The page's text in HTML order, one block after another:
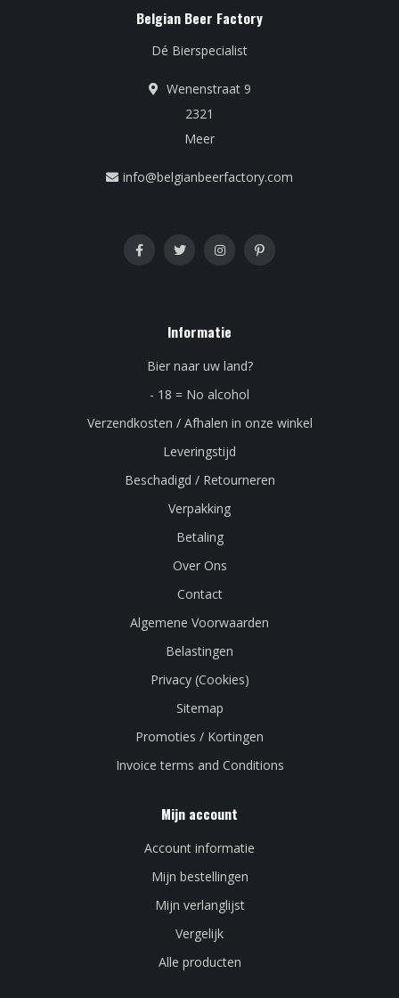
Belgian Beer Factory
Dé Bierspecialist
Wenenstraat 9
2321
Meer
info@belgianbeerfactory.com
Informatie
Bier naar uw land?
- 18 = No alcohol
Verzendkosten / Afhalen in onze winkel
Leveringstijd
Beschadigd / Retourneren
Verpakking
Betaling
Over Ons
Contact
Algemene Voorwaarden
Belastingen
Privacy (Cookies)
Sitemap
Promoties / Kortingen
Invoice terms and Conditions
Mijn account
Account informatie
Mijn bestellingen
Mijn verlanglijst
Vergelijk
Alle producten